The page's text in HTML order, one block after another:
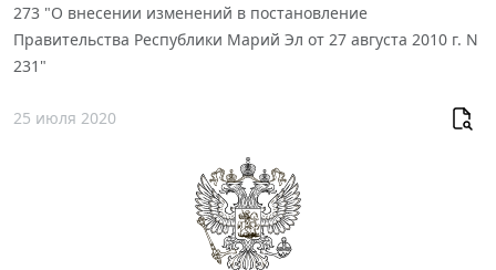
273 "О внесении изменений в постановление
Правительства Республики Марий Эл от 27 августа 2010 г. N
231"
25 июля 2020